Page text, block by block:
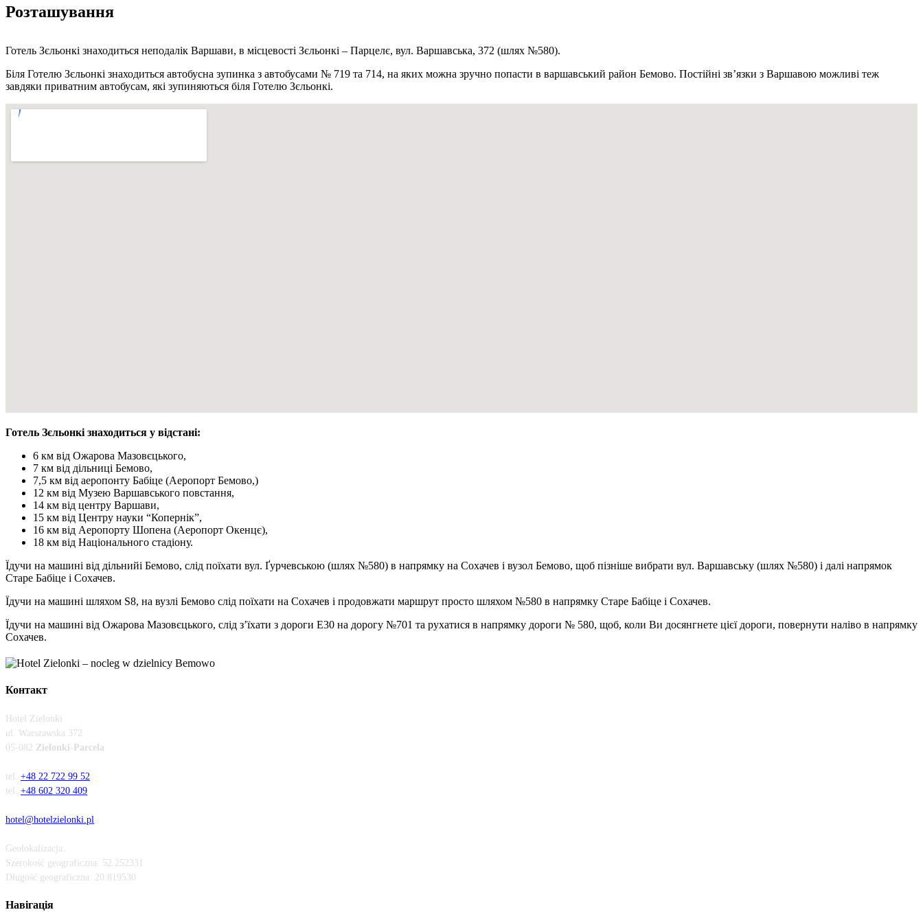
Розташування
Готель Зєльонкі знаходиться неподалік Варшави, в місцевості Зєльонкі – Парцелє, вул. Варшавська, 372 (шлях №580).
Біля Готелю Зєльонкі знаходиться автобусна зупинка з автобусами № 719 та 714, на яких можна зручно попасти в варшавський район Бемово. Постійні звʼязки з Варшавою можливі теж
завдяки приватним автобусам, які зупиняються біля Готелю Зєльонкі.
Готель Зєльонкі знаходиться у відстані:
6 км від Ожарова Мазовєцького,
7 км від дільниці Бемово,
7,5 км від аеропонту Бабіце (Аеропорт Бемово,)
12 км від Музею Варшавського повстання,
14 км від центру Варшави,
15 км від Центру науки “Копернік”,
16 км від Аеропорту Шопена (Аеропорт Окенцє),
18 км від Національного стадіону.
Їдучи на машині від дільнийі Бемово, слід поїхати вул. Ґурчевською (шлях №580) в напрямку на Сохачев і вузол Бемово, щоб пізніше вибрати вул. Варшавську (шлях №580) і далі напрямок
Старе Бабіце і Сохачев.
Їдучи на машині шляхом S8, на вузлі Бемово слід поїхати на Сохачев і продовжати маршрут просто шляхом №580 в напрямку Старе Бабіце і Сохачев.
Їдучи на машині від Ожарова Мазовєцького, слід зʼїхати з дороги Е30 на дорогу №701 та рухатися в напрямку дороги № 580, щоб, коли Ви досянгнете цієї дороги, повернути наліво в напрямку
Сохачев.
Контакт
Hotel Zielonki
ul. Warszawska 372
05-082 Zielonki-Parcela
tel.
+48 22 722 99 52
tel.
+48 602 320 409
hotel@hotelzielonki.pl
Geolokalizacja:
Szerokość geograficzna: 52.252331
Długość geograficzna: 20.819530
Навігація